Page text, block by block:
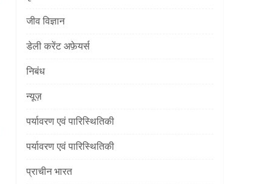
जीव विज्ञान
डेली करेंट अफ़ेयर्स
निबंध
न्यूज़
पर्यावरण एवं पारिस्थितिकी
पर्यावरण एवं पारिस्थितिकी
प्राचीन भारत